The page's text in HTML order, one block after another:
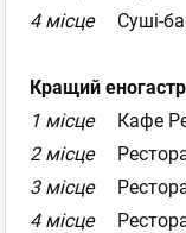
4 місце
Суші-
Кращий
1 місце
Кафе
2 місце
3 місце
4 місце